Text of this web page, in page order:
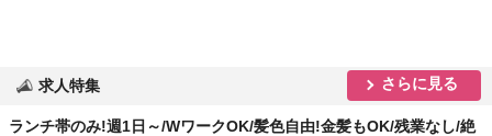
求人特集 さらに見る
ランチ帯のみ!週1日～/WワークOK/髪色自由!金髪もOK/残業なし/絶